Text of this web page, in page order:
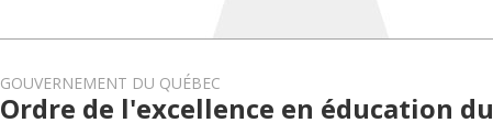
GOUVERNEMENT DU QUÉBEC
Ordre de l'excellence en éducation